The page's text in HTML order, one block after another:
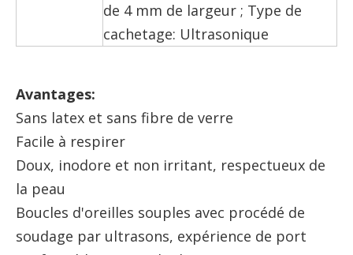
de 4 mm de largeur ; Type de
cachetage: Ultrasonique
Avantages:
Sans latex et sans fibre de verre
Facile à respirer
Doux, inodore et non irritant, respectueux de
la peau
Boucles d'oreilles souples avec procédé de
soudage par ultrasons, expérience de port